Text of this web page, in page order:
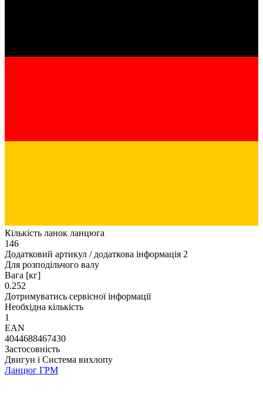
Кількість ланок ланцюга
146
Додатковий артикул / додаткова інформація 2
Для розподільчого валу
Вага [кг]
0.252
Дотримуватись сервісної інформації
Необхідна кількість
1
EAN
4044688467430
Застосовність
Двигун і Система вихлопу
Ланцюг ГРМ